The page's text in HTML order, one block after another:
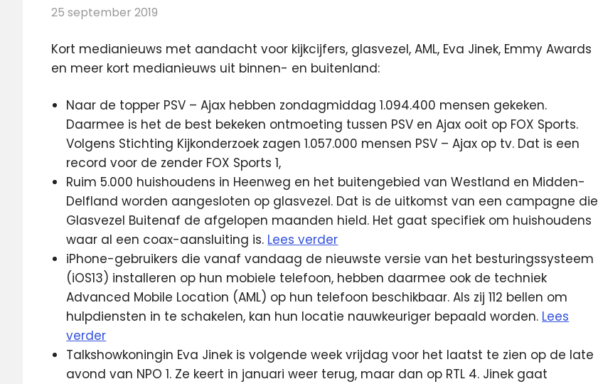
25 september 2019
Kort medianieuws met aandacht voor kijkcijfers, glasvezel, AML, Eva Jinek, Emmy Awards
en meer kort medianieuws uit binnen- en buitenland:
Naar de topper PSV – Ajax hebben zondagmiddag 1.094.400 mensen gekeken.
Daarmee is het de best bekeken ontmoeting tussen PSV en Ajax ooit op FOX Sports.
Volgens Stichting Kijkonderzoek zagen 1.057.000 mensen PSV – Ajax op tv. Dat is een
record voor de zender FOX Sports 1,
Ruim 5.000 huishoudens in Heenweg en het buitengebied van Westland en Midden-
Delfland worden aangesloten op glasvezel. Dat is de uitkomst van een campagne die
Glasvezel Buitenaf de afgelopen maanden hield. Het gaat specifiek om huishoudens
waar al een coax-aansluiting is. Lees verder
iPhone-gebruikers die vanaf vandaag de nieuwste versie van het besturingssysteem
(iOS13) installeren op hun mobiele telefoon, hebben daarmee ook de techniek
Advanced Mobile Location (AML) op hun telefoon beschikbaar. Als zij 112 bellen om
hulpdiensten in te schakelen, kan hun locatie nauwkeuriger bepaald worden. Lees
verder
Talkshowkoningin Eva Jinek is volgende week vrijdag voor het laatst te zien op de late
avond van NPO 1. Ze keert in januari weer terug, maar dan op RTL 4. Jinek gaat